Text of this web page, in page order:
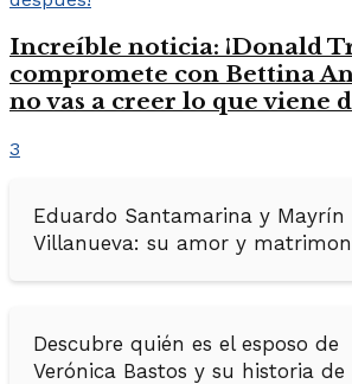
Increíble noticia: ¡Donald
compromete con Bettina
no vas a creer lo que viene
3
Eduardo Santamarina y Mayrín
Villanueva: su amor y
Descubre quién es el esposo de
Verónica Bastos y su historia de